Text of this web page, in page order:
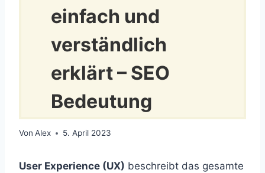
einfach und
verständlich
erklärt – SEO
Bedeutung
Von Alex 5. April 2023
User Experience (UX) beschreibt das gesamte